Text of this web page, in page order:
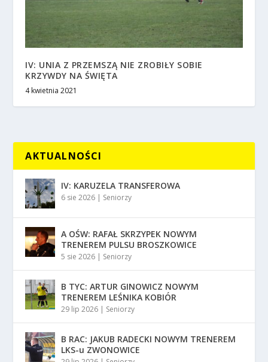
IV: UNIA Z PRZEMSZĄ NIE ZROBIŁY SOBIE
KRZYWDY NA ŚWIĘTA
4 kwietnia 2021
AKTUALNOŚCI
IV: KARUZELA TRANSFEROWA
6 sie 2026 | Seniorzy
A OŚW: RAFAŁ SKRZYPEK NOWYM
TRENEREM PULSU BROSZKOWICE
5 sie 2026 | Seniorzy
B TYC: ARTUR GINOWICZ NOWYM
TRENEREM LEŚNIKA KOBIÓR
29 lip 2026 | Seniorzy
B RAC: JAKUB RADECKI NOWYM TRENEREM
LKS-u ZWONOWICE